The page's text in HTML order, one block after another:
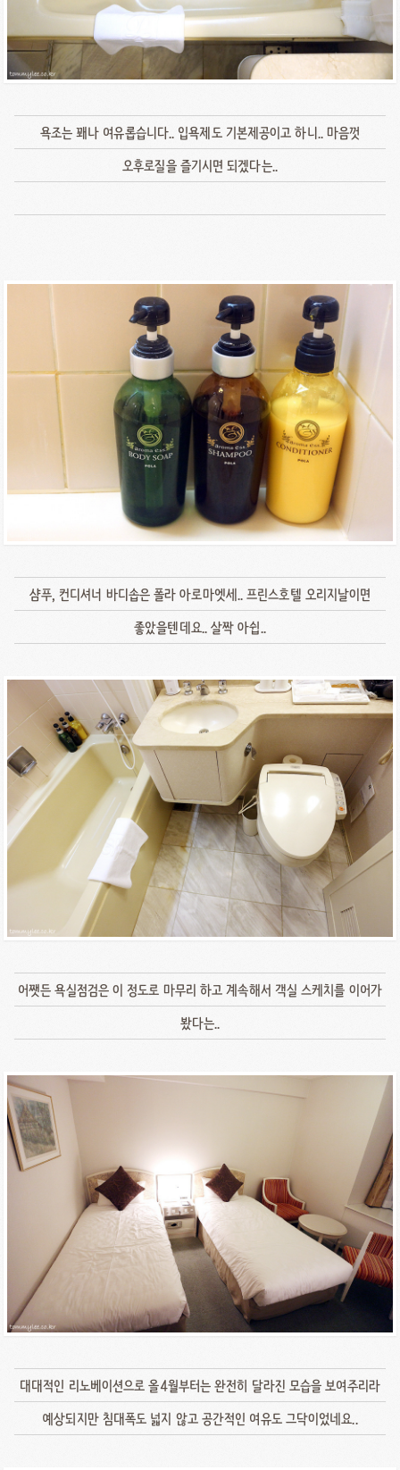
욕조는 꽤나 여유롭습니다.. 입욕제도 기본제공이고 하니.. 마음껏
오후로질을 즐기시면 되겠다는..
샴푸, 컨디셔너 바디솝은 폴라 아로마엣세.. 프린스호텔 오리지날이면
좋았을텐데요.. 살짝 아쉽..
어쨋든 욕실점검은 이 정도로 마무리 하고 계속해서 객실 스케치를 이어가
봤다는..
대대적인 리노베이션으로 올4월부터는 완전히 달라진 모습을 보여주리라
예상되지만 침대폭도 넓지 않고 공간적인 여유도 그닥이었네요..